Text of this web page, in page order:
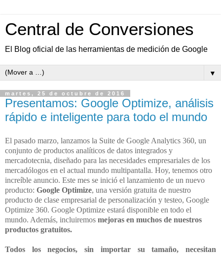
Central de Conversiones
El Blog oficial de las herramientas de medición de Google
▼
martes, 25 de octubre de 2016
Presentamos: Google Optimize, análisis
rápido e inteligente para todo el mundo
El pasado marzo, lanzamos la Suite de Google Analytics 360, un
conjunto de productos analíticos de datos integrados y
mercadotecnia, diseñado para las necesidades empresariales de los
mercadólogos en el actual mundo multipantalla. Hoy, tenemos otro
increíble anuncio. Este mes se inició el lanzamiento de un nuevo
producto: Google Optimize, una versión gratuita de nuestro
producto de clase empresarial de personalización y testeo, Google
Optimize 360. Google Optimize estará disponible en todo el
mundo. Además, incluiremos mejoras en muchos de nuestros
productos gratuitos.
Todos los negocios, sin importar su tamaño, necesitan